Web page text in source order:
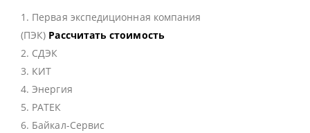
1. Первая экспедиционная компания
(ПЭК) Рассчитать стоимость
2. СДЭК
3. КИТ
4. Энергия
5. РАТЕК
6. Байкал-Сервис